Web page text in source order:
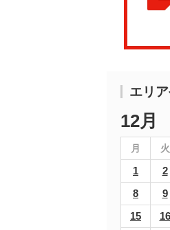
エリ
12月
月 火
1 2
8
9
15
16